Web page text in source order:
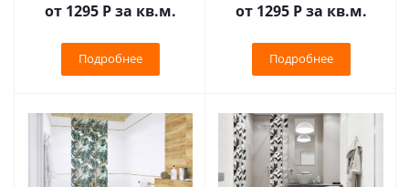
от 1295 Р за кв.м.
Подробнее
от 1295 Р за кв.м.
Подробнее